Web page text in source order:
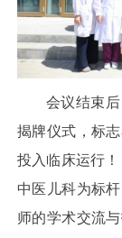
会议结束
揭牌仪式，标
投入临床运行
中医儿科为标
师的学术交流